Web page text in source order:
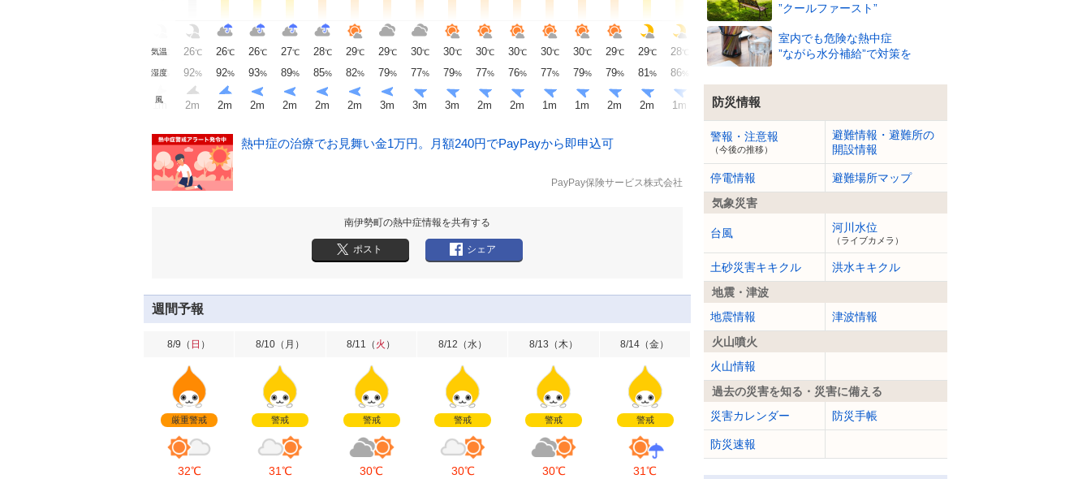
気温
26℃ 26℃ 26℃ 26℃ 27℃ 28℃ 29℃ 29℃ 30℃ 30℃ 30℃ 30℃ 30℃ 30℃ 29℃ 29℃ 28℃ 27 ℃ 27 ℃ 26℃ 26℃ 26℃ 26℃
湿度
92% 92% 92% 93% 89% 85% 82% 79% 77% 79% 77% 76% 77% 79% 79% 81% 86%
風
1m 2m 2m 2m 2m 2m 2m 3m 3m 3m 2m 2m 1m 1m 2m 2m 1 m m 1m
熱中症の治療でお見舞い金1万円。月額240円でPayPayから即申込可
PayPay保険サービス株式会社
南伊勢町の熱中症情報を共有する
ポスト シェア
週間予報
8/9 （ 日 ）
厳重警戒
32℃
8/10（ 月 ）
警戒
31℃
8/11 （ 火 ）
警戒
30℃
8/12 （水）
警戒
30℃
8/13 （木）
警戒
30℃
8/14 （金）
警戒
31℃
”クールファースト”
室内でも危険な熱中症
”ながら水分補給”で対策を
防災情報
警報・注意報
（今後の推移）
避難情報・避難所の
開設情報
停電情報
避難場所マップ
気象災害
台風 河川水位
（ライブカメラ）
土砂災害キキクル
洪水キキクル
地震・津波
地震情報
津波情報
火山噴火
火山情報
過去の災害を知る・災害に備える
災害カレンダー
防災手帳
防災速報